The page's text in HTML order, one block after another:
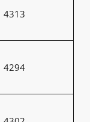
4313
4294